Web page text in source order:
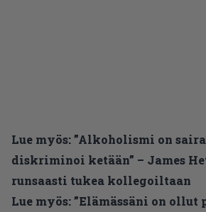
Lue myös:”Alkoholismi on
diskriminoi ketään” – James
runsaasti tukea kollegoiltaan
Lue myös:”Elämässäni on ollut